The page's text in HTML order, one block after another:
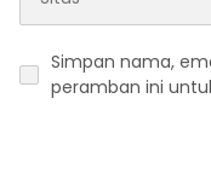
Simpan nama,
peramban ini